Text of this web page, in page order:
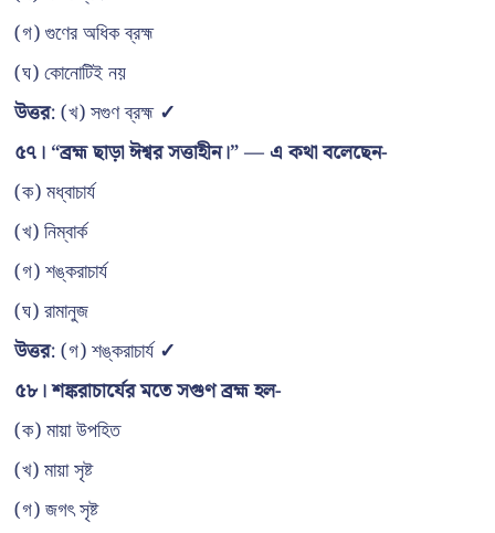
(গ) গুণের অধিক ব্রহ্ম
(ঘ) কোনোটিই নয়
উত্তর: (খ) সগুণ ব্রহ্ম ✓
৫৭। “ব্রহ্ম ছাড়া ঈশ্বর সত্তাহীন।” — এ কথা বলেছেন-
(ক) মধ্বাচার্য
(খ) নিম্বার্ক
(গ) শঙ্করাচার্য
(ঘ) রামানুজ
উত্তর: (গ) শঙ্করাচার্য✓
৫৮। শঙ্করাচার্যের মতে সগুণ ব্রহ্ম হল-
(ক) মায়া উপহিত
(খ) মায়া সৃষ্ট
(গ) জগৎ সৃষ্ট